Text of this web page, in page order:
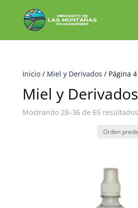
Inicio/ Miel y Derivados / Página 4
Miel y Derivados
Mostrando 28–36 de 65 resultados